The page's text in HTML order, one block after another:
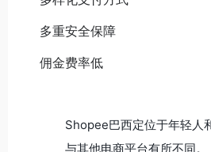
多重安全保障
佣金费率低
Shopee巴西定位于年轻人
与其他电商平台有所不同。